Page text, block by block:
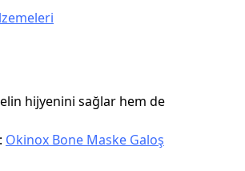
hijyenini sağlar hem de
Okinox Bone Maske Galoş